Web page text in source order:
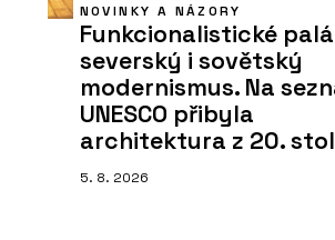
NOVINKY A NÁZORY
Funkcionalistické
severský i sovětský
modernismus. Na
UNESCO přibyla
architektura z 20.
5. 8. 2026